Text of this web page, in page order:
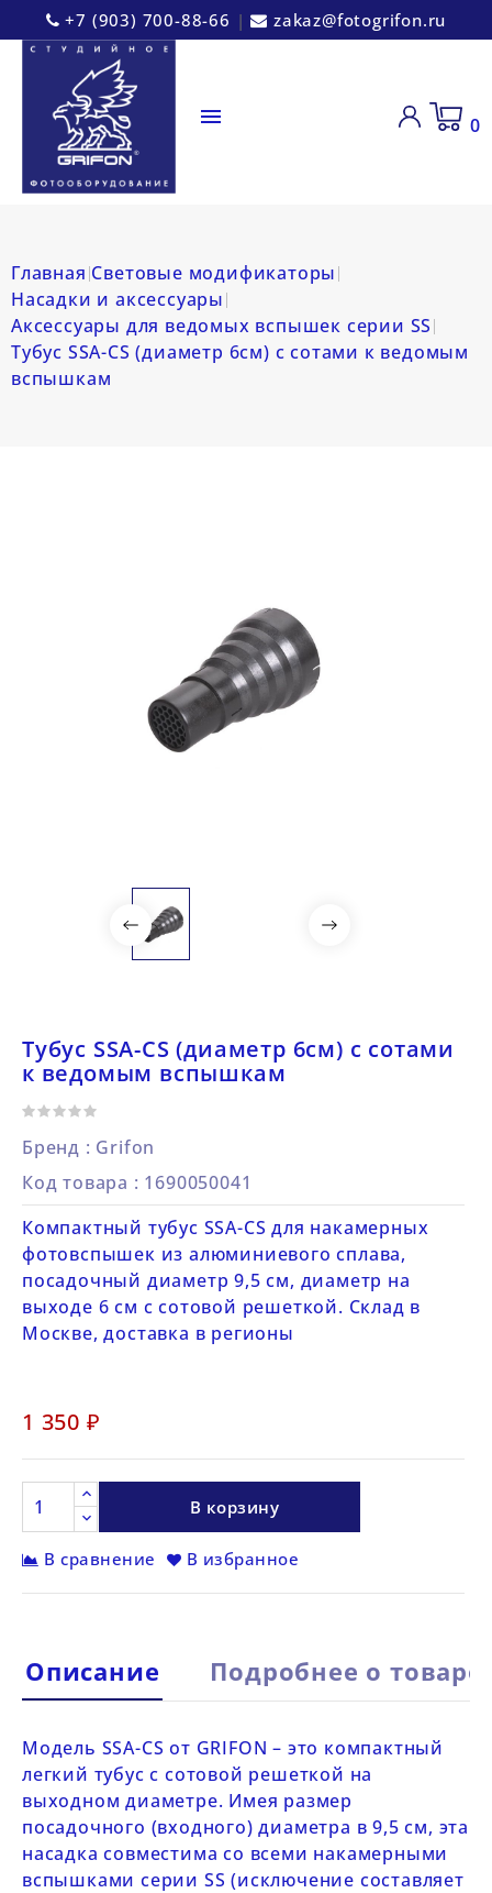
+7 (903) 700-88-66 | zakaz@fotogrifon.ru
 0
Главная Световые модификаторы
Насадки и аксессуары
Аксессуары для ведомых вспышек серии SS
Тубус SSA-CS (диаметр 6см) с сотами к ведомым
вспышкам
Тубус SSA-CS (диаметр 6см) с сотами
к ведомым вспышкам
Бренд : Grifon
Код товара : 1690050041
Компактный тубус SSA-CS для накамерных
фотовспышек из алюминиевого сплава,
посадочный диаметр 9,5 см, диаметр на
выходе 6 см с сотовой решеткой. Склад в
Москве, доставка в регионы
1 350 ₽
В корзину
В сравнение В избранное
Описание Подробнее о товаре
Модель SSA-CSот GRIFON – это компактный
легкий тубус с сотовой решеткой на
выходном диаметре. Имея размер
посадочного (входного) диаметра в 9,5 см, эта
насадка совместима со всеми накамерными
вспышками серии SS (исключение составляет